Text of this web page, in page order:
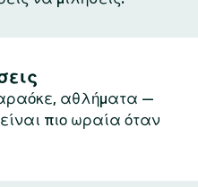
αθλήματα —
πιο ωραία όταν